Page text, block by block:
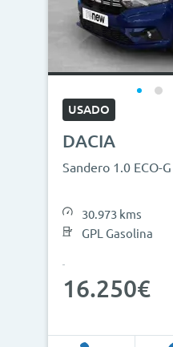
USADO
DACIA
Sandero 1.0 ECO-
30.973 kms
GPL Gasolina
16.250€